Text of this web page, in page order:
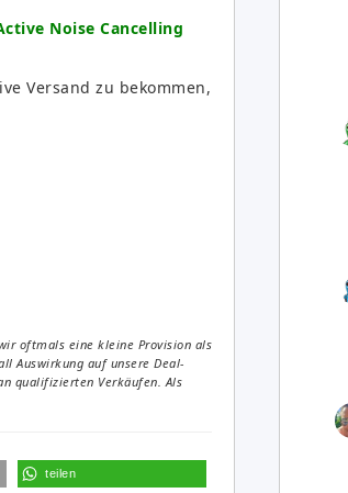
Noise Cancelling
Versand zu bekommen,
oftmals eine kleine Provision als
Auswirkung auf unsere Deal-
qualifizierten Verkäufen. Als
teilen